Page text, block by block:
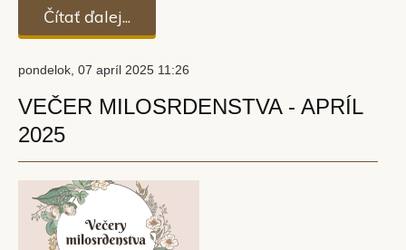
Čítať ďalej...
pondelok, 07 apríl 2025 11:26
VEČER MILOSRDENSTVA - APRÍL
2025